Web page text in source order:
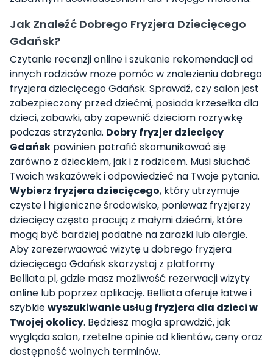
Jak Znaleźć Dobrego Fryzjera Dziecięcego
Gdańsk?
Czytanie recenzji online i szukanie rekomendacji od
innych rodziców może pomóc w znalezieniu dobrego
fryzjera dziecięcego Gdańsk. Sprawdź, czy salon jest
zabezpieczony przed dziećmi, posiada krzesełka dla
dzieci, zabawki, aby zapewnić dzieciom rozrywkę
podczas strzyżenia. Dobry fryzjer dziecięcy
Gdańsk powinien potrafić skomunikować się
zarówno z dzieckiem, jak i z rodzicem. Musi słuchać
Twoich wskazówek i odpowiedzieć na Twoje pytania.
Wybierz fryzjera dziecięcego, który utrzymuje
czyste i higieniczne środowisko, ponieważ fryzjerzy
dziecięcy często pracują z małymi dziećmi, które
mogą być bardziej podatne na zarazki lub alergie.
Aby zarezerwaować wizytę u dobrego fryzjera
dziecięcego Gdańsk skorzystaj z platformy
Belliata.pl, gdzie masz możliwość rezerwacji wizyty
online lub poprzez aplikację. Belliata oferuje łatwe i
szybkiewyszukiwanie usług fryzjera dla dzieci w
Twojej okolicy. Będziesz mogła sprawdzić, jak
wygląda salon, rzetelne opinie od klientów, ceny oraz
dostępność wolnych terminów.